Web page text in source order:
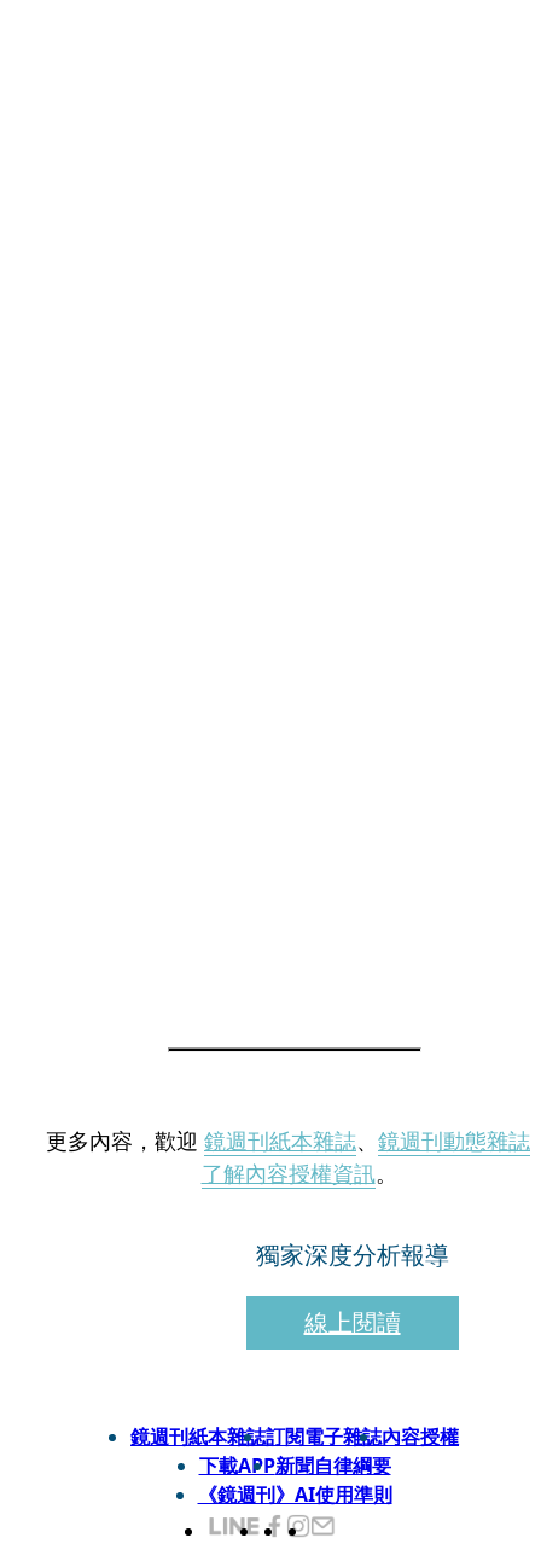
更多內容，歡迎 鏡週刊紙本雜誌、 鏡週刊動態雜誌
了解內容授權資訊。
獨家深度分析報導
線上閱讀
鏡週刊紙本雜誌訂閱電子雜誌內容授權
下載APP新聞自律綱要
《鏡週刊》AI使用準則